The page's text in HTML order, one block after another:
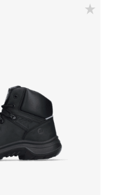
de neus te beschermen.